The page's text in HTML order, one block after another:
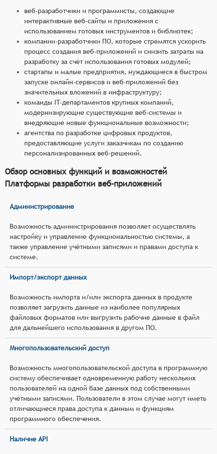
веб-разработчики и программисты, создающие
интерактивные веб-сайты и приложения с
использованием готовых инструментов и библиотек;
компании-разработчики ПО, которые стремятся ускорить
процесс создания веб-приложений и снизить затраты на
разработку за счёт использования готовых модулей;
стартапы и малые предприятия, нуждающиеся в быстром
запуске онлайн-сервисов и веб-приложений без
значительных вложений в инфраструктуру;
команды IT-департаментов крупных компаний,
модернизирующие существующие веб-системы и
внедряющие новые функциональные возможности;
агентства по разработке цифровых продуктов,
предоставляющие услуги заказчикам по созданию
персонализированных веб-решений.
Обзор основных функций и возможностей
Платформы разработки веб-приложений
Администрирование
Возможность администрирования позволяет осуществлять
настройку и управление функциональностью системы, а
также управление учётными записями и правами доступа к
системе.
Импорт/экспорт данных
Возможность импорта и/или экспорта данных в продукте
позволяет загрузить данные из наиболее популярных
файловых форматов или выгрузить рабочие данные в файл
для дальнейшего использования в другом ПО.
Многопользовательский доступ
Возможность многопользовательской доступа в программную
систему обеспечивает одновременную работу нескольких
пользователей на одной базе данных под собственными
учётными записями. Пользователи в этом случае могут иметь
отличающиеся права доступа к данным и функциям
программного обеспечения.
Наличие API